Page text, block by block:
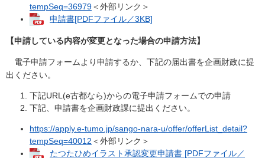
tempSeq=36979＜外部リンク＞
申請書[PDFファイル／3KB]
【申請している内容が変更となった場合の申請方法】
電子申請フォームより申請するか、下記の届出書を企画財政に提
出ください。
下記URL(e古都なら)からの電子申請フォームでの申請
下記、申請書を企画財政課に提出ください。
https://apply.e-tumo.jp/sango-nara-u/offer/offerList_detail?
tempSeq=40012 ＜外部リンク＞
たつたひめイラスト承認変更申請書 [PDFファイル／